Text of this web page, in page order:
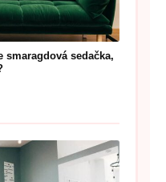
sedačka,